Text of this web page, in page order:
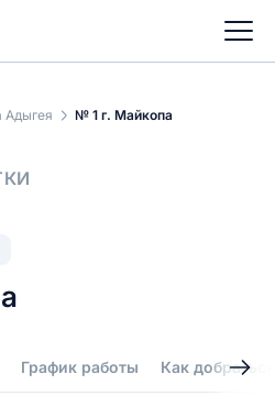
Адыгея
№ 1 г. Майкопа
График работы Как добраться